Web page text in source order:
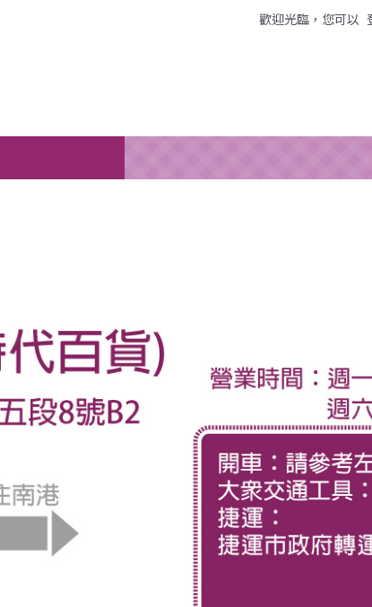
歡迎光臨， 您可以